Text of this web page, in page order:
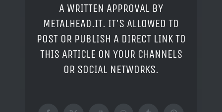
A WRITTEN APPROVAL BY
METALHEAD.IT. IT'S ALLOWED TO
POST OR PUBLISH A DIRECT LINK TO
THIS ARTICLE ON YOUR CHANNELS
OR SOCIAL NETWORKS.